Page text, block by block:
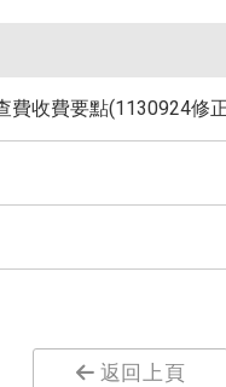
費收費要點(1130924修
返回上頁